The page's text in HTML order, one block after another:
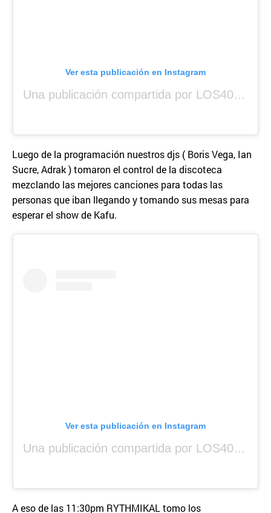
Ver esta publicación en Instagram
Una publicación compartida por LOS40 Panamá (@los40panama)
Luego de la programación nuestros djs ( Boris Vega, Ian
Sucre, Adrak ) tomaron el control de la discoteca
mezclando las mejores canciones para todas las
personas que iban llegando y tomando sus mesas para
esperar el show de Kafu.
Ver esta publicación en Instagram
Una publicación compartida por LOS40 Panamá (@los40panama)
A eso de las 11:30pm RYTHMIKAL tomo los